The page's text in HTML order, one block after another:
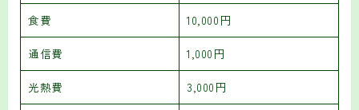
食費 10,000円
通信費 1,000円
光熱費 3,000円